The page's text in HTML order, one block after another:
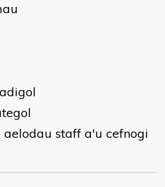
staff a'u cefnogi